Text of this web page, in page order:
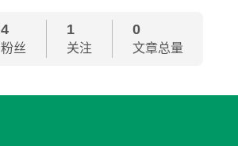
4
粉丝
1
关注
0
文章总量